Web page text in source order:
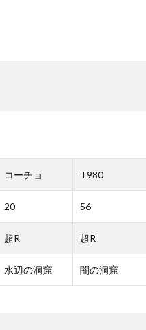
コーチョ T980
20 56
超R 超R
水辺の洞窟 闇の洞窟